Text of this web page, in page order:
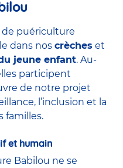
de puériculture
dans nos crèches et
jeune enfant. Au-
participent
de notre projet
l’inclusion et la
familles.
et humain
Babilou ne se